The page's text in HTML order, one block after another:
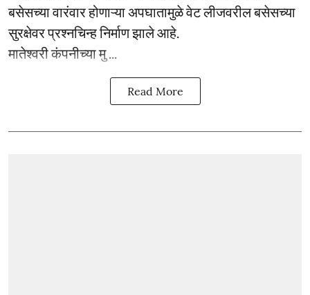
बसेसच्या वारंवार होणाऱ्या अपघातामुळे वेट लीजवरील बसेसच्या
सुरक्षेवर प्रश्नचिन्ह निर्माण झाले आहे.
मातेश्वरी कंपनीच्या मु ...
Read More